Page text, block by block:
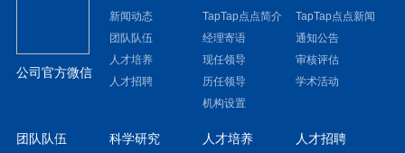
公司官方微信
新闻动态
团队队伍
人才培养
人才招聘
TapTap点点简介
经理寄语
现任领导
历任领导
机构设置
TapTap点点新闻
通知公告
审核评估
学术活动
团队队伍 科学研究 人才培养 人才招聘